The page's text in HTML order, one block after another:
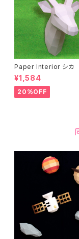
Paper Interior シカ
Pink Deer
¥1,584
20%OFF